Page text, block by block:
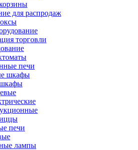
для распродаж
торговли
печи
шкафы
печи
лампы